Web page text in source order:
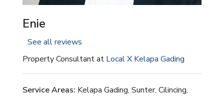
Enie
See all reviews
Property Consultant at Local X Kelapa Gading
Service Areas: Kelapa Gading, Sunter, Cilincing,